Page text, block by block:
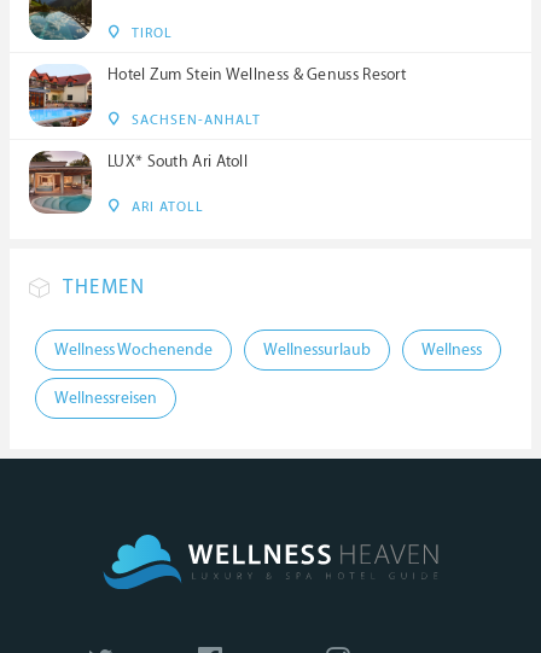
TIROL
Hotel Zum Stein Wellness & Genuss Resort
SACHSEN-ANHALT
LUX* South Ari Atoll
ARI ATOLL
THEMEN
Wellness Wochenende Wellnessurlaub Wellness
Wellnessreisen